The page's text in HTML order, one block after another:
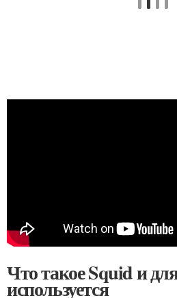
Что такое Squid и
используется